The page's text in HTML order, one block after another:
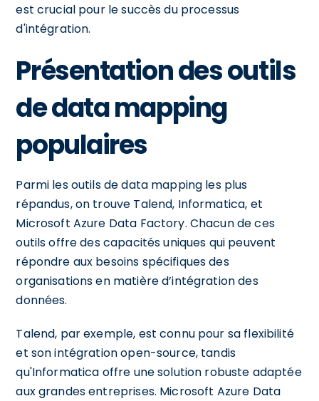
est crucial pour le succès du processus
d'intégration.
Présentation des outils
de data mapping
populaires
Parmi les outils de data mapping les plus
répandus, on trouve Talend, Informatica, et
Microsoft Azure Data Factory. Chacun de ces
outils offre des capacités uniques qui peuvent
répondre aux besoins spécifiques des
organisations en matière d’intégration des
données.
Talend, par exemple, est connu pour sa flexibilité
et son intégration open-source, tandis
qu'Informatica offre une solution robuste adaptée
aux grandes entreprises. Microsoft Azure Data